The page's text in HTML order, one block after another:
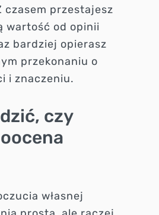
czasem przestajesz
wartość od opinii
bardziej opierasz
przekonaniu o
i znaczeniu.
czy
własnej